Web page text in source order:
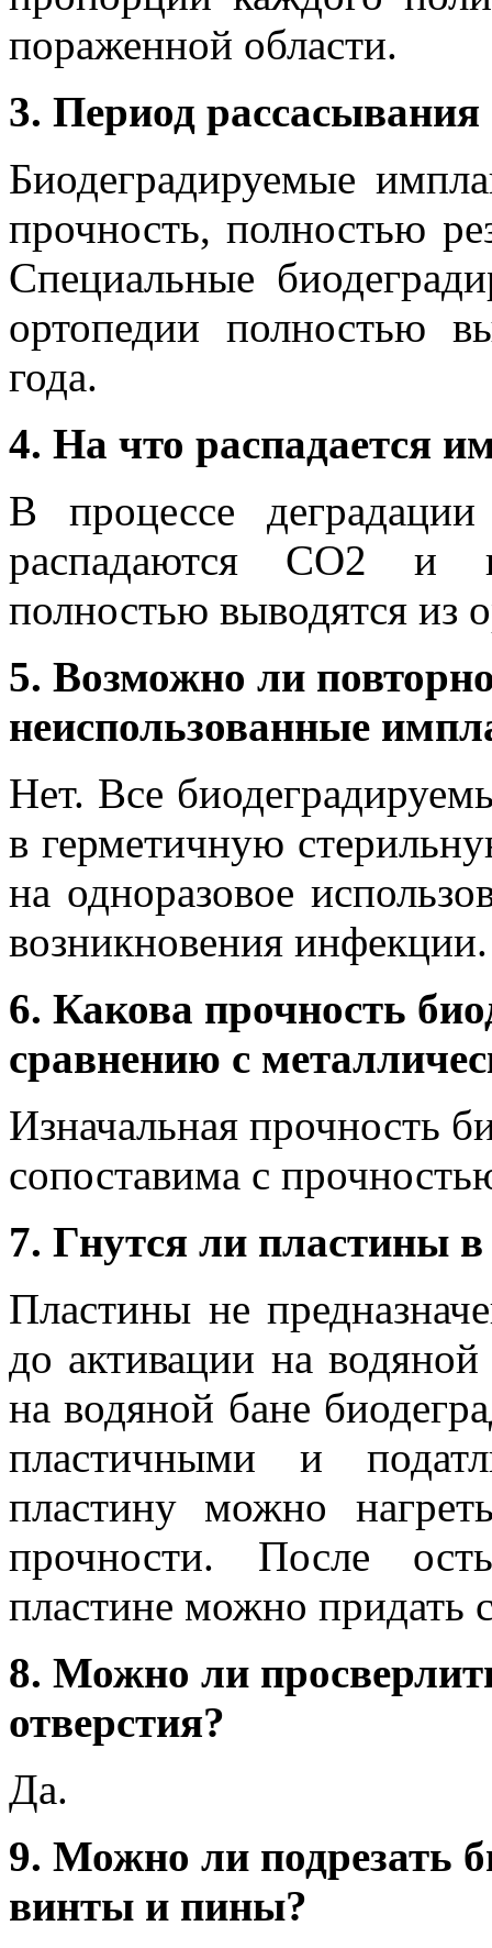
пораженной области.
3. Период
Биодеградируемые
прочность, полностью
Специальные
ортопедии полностью
года.
4. На что распадается
В процессе
распадаются СО2 и
полностью выводятся из
5. Возможно ли
неиспользованные
Нет. Все
в герметичную
на одноразовое
возникновения инфекции.
6. Какова прочность
сравнению с
Изначальная прочность
сопоставима с
7. Гнутся ли пластины
Пластины не
до активации на
на водяной бане
пластичными и
пластину можно
прочности. После
пластине можно
8. Можно ли
отверстия?
Да.
9. Можно ли подрезать
винты и пины?